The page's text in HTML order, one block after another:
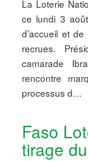
La Loterie
ce lundi 3
d’accueil et
recrues.
camarade
rencontre
processus d…
Faso
tirage